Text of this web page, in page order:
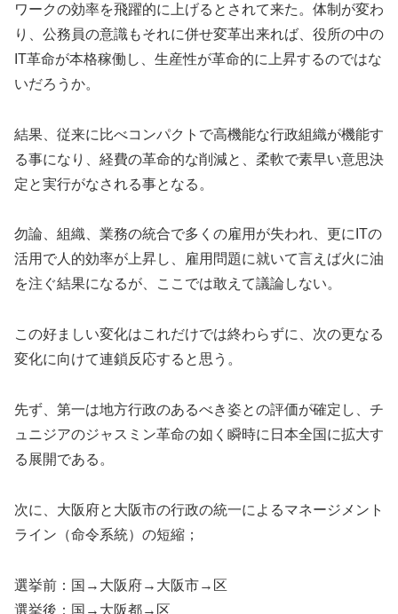
ワークの効率を飛躍的に上げるとされて来た。体制が変わ
り、公務員の意識もそれに併せ変革出来れば、役所の中の
IT革命が本格稼働し、生産性が革命的に上昇するのではな
いだろうか。
結果、従来に比べコンパクトで高機能な行政組織が機能す
る事になり、経費の革命的な削減と、柔軟で素早い意思決
定と実行がなされる事となる。
勿論、組織、業務の統合で多くの雇用が失われ、更にITの
活用で人的効率が上昇し、雇用問題に就いて言えば火に油
を注ぐ結果になるが、ここでは敢えて議論しない。
この好ましい変化はこれだけでは終わらずに、次の更なる
変化に向けて連鎖反応すると思う。
先ず、第一は地方行政のあるべき姿との評価が確定し、チ
ュニジアのジャスミン革命の如く瞬時に日本全国に拡大す
る展開である。
次に、大阪府と大阪市の行政の統一によるマネージメント
ライン（命令系統）の短縮；
選挙前：国→大阪府→大阪市→区
選挙後：国→大阪都→区